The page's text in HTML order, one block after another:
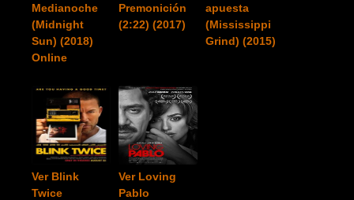
Medianoche
(Midnight
Sun) (2018)
Online
Premonición
(2:22) (2017)
apuesta
(Mississippi
Grind) (2015)
Ver Blink
Twice
Ver Loving
Pablo